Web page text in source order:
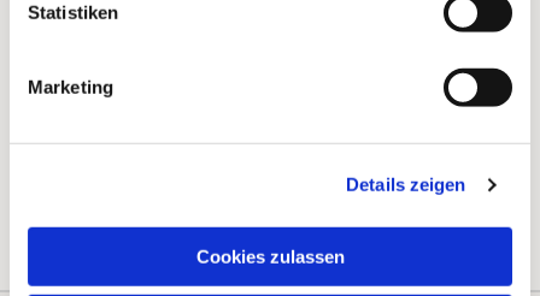
Statistiken
Marketing
Details zeigen
Cookies zulassen